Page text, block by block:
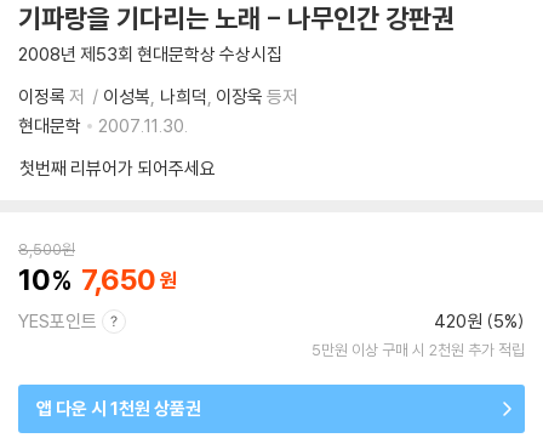
기파랑을 기다리는 노래 - 나무인간 강판권
2008년 제53회 현대문학상 수상시집
이정록 저 이성복 나희덕 이장욱 등저
현대문학
2007.11.30.
첫번째 리뷰어가 되어주세요
8,500원
10 7,650
YES포인트 420원 (5%)
5만원 이상 구매 시 2천원 추가 적립
앱 다운 시 1천원 상품권